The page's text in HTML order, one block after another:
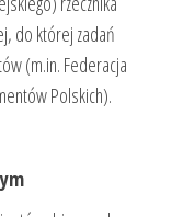
do której zadań
(m.in. Federacja
Polskich).